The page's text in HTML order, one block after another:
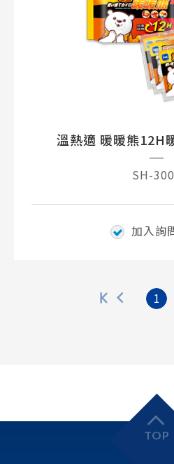
溫熱適 暖暖熊12H
SH-
加入詢
1
TOP